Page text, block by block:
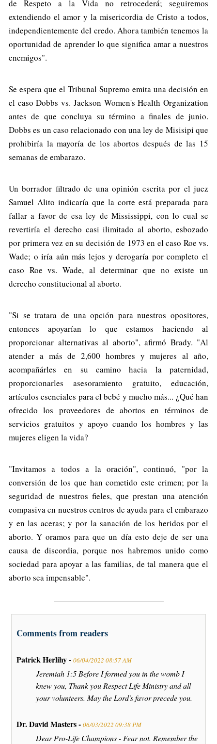
de Respeto a la Vida no retrocederá; seguiremos
extendiendo el amor y la misericordia de Cristo a todos,
independientemente del credo. Ahora también tenemos la
oportunidad de aprender lo que significa amar a nuestros
enemigos".
Se espera que el Tribunal Supremo emita una decisión en
el caso Dobbs vs. Jackson Women's Health Organization
antes de que concluya su término a finales de junio.
Dobbs es un caso relacionado con una ley de Misisipi que
prohibiría la mayoría de los abortos después de las 15
semanas de embarazo.
Un borrador filtrado de una opinión escrita por el juez
Samuel Alito indicaría que la corte está preparada para
fallar a favor de esa ley de Mississippi, con lo cual se
revertiría el derecho casi ilimitado al aborto, esbozado
por primera vez en su decisión de 1973 en el caso Roe vs.
Wade; o iría aún más lejos y derogaría por completo el
caso Roe vs. Wade, al determinar que no existe un
derecho constitucional al aborto.
"Si se tratara de una opción para nuestros opositores,
entonces apoyarían lo que estamos haciendo al
proporcionar alternativas al aborto", afirmó Brady. "Al
atender a más de 2,600 hombres y mujeres al año,
acompañárles en su camino hacia la paternidad,
proporcionarles asesoramiento gratuito, educación,
artículos esenciales para el bebé y mucho más... ¿Qué han
ofrecido los proveedores de abortos en términos de
servicios gratuitos y apoyo cuando los hombres y las
mujeres eligen la vida?
"Invitamos a todos a la oración", continuó, "por la
conversión de los que han cometido este crimen; por la
seguridad de nuestros fieles, que prestan una atención
compasiva en nuestros centros de ayuda para el embarazo
y en las aceras; y por la sanación de los heridos por el
aborto. Y oramos para que un día esto deje de ser una
causa de discordia, porque nos habremos unido como
sociedad para apoyar a las familias, de tal manera que el
aborto sea impensable".
Comments from readers
Patrick Herlihy - 06/04/2022 08:57 AM
Jeremiah 1:5 Before I formed you in the womb I
knew you, Thank you Respect Life Ministry and all
your volunteers. May the Lord's favor precede you.
Dr. David Masters - 06/03/2022 09:38 PM
Dear Pro-Life Champions - Fear not. Remember the